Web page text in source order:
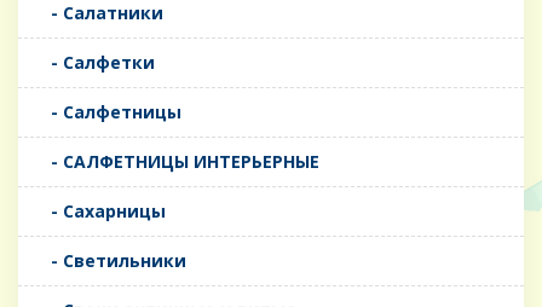
- Салатники
- Салфетки
- Салфетницы
- САЛФЕТНИЦЫ ИНТЕРЬЕРНЫЕ
- Сахарницы
- Светильники